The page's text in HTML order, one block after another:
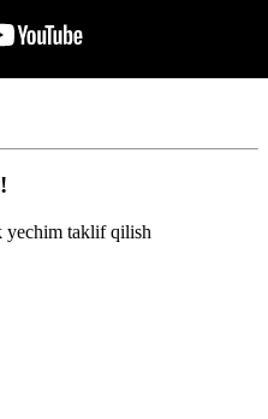
yechim taklif qilish